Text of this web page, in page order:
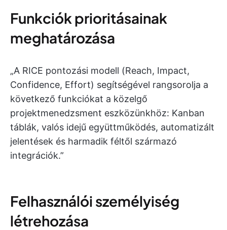
Funkciók prioritásainak
meghatározása
„A RICE pontozási modell (Reach, Impact,
Confidence, Effort) segítségével rangsorolja a
következő funkciókat a közelgő
projektmenedzsment eszközünkhöz: Kanban
táblák, valós idejű együttműködés, automatizált
jelentések és harmadik féltől származó
integrációk.”
Felhasználói személyiség
létrehozása